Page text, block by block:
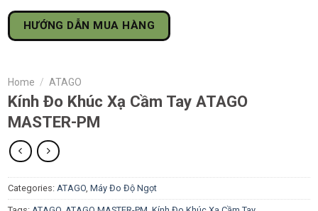
HƯỚNG DẪN MUA HÀNG
Home / ATAGO
Kính Đo Khúc Xạ Cầm Tay ATAGO
MASTER-PM
Categories: ATAGO, Máy Đo Độ Ngọt